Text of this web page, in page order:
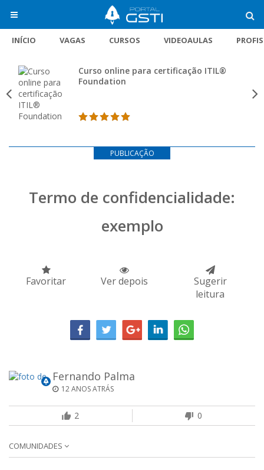
INÍCIO VAGAS CURSOS VIDEOAULAS
Curso online para certificação ITIL®
Foundation
PUBLICAÇÃO
Termo de confidencialidade:
exemplo
Favoritar Ver depois
Sugerir
leitura
Fernando Palma
12 ANOS ATRÁS
2 0
COMUNIDADES